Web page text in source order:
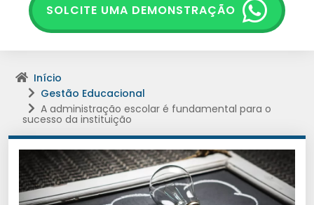
SOLCITE UMA DEMONSTRAÇÃO
Início
Gestão Educacional
A administração escolar é fundamental para o
sucesso da instituição